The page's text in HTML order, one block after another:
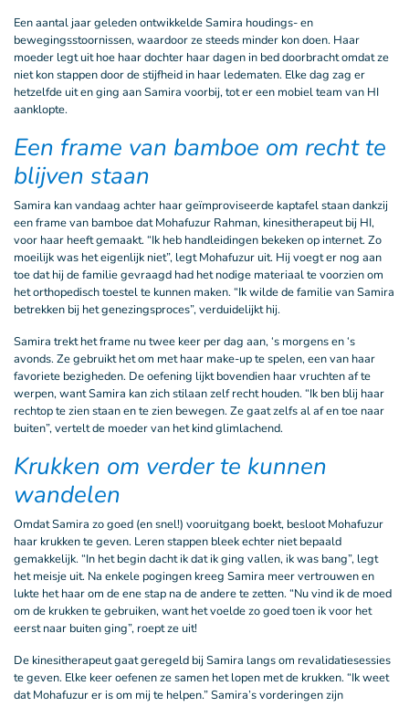
Een aantal jaar geleden ontwikkelde Samira houdings- en
bewegingsstoornissen, waardoor ze steeds minder kon doen. Haar
moeder legt uit hoe haar dochter haar dagen in bed doorbracht omdat ze
niet kon stappen door de stijfheid in haar ledematen. Elke dag zag er
hetzelfde uit en ging aan Samira voorbij, tot er een mobiel team van HI
aanklopte.
Een frame van bamboe om recht te
blijven staan
Samira kan vandaag achter haar geïmproviseerde kaptafel staan dankzij
een frame van bamboe dat Mohafuzur Rahman, kinesitherapeut bij HI,
voor haar heeft gemaakt. “Ik heb handleidingen bekeken op internet. Zo
moeilijk was het eigenlijk niet”, legt Mohafuzur uit. Hij voegt er nog aan
toe dat hij de familie gevraagd had het nodige materiaal te voorzien om
het orthopedisch toestel te kunnen maken. “Ik wilde de familie van Samira
betrekken bij het genezingsproces”, verduidelijkt hij.
Samira trekt het frame nu twee keer per dag aan, ‘s morgens en ‘s
avonds. Ze gebruikt het om met haar make-up te spelen, een van haar
favoriete bezigheden. De oefening lijkt bovendien haar vruchten af te
werpen, want Samira kan zich stilaan zelf recht houden. “Ik ben blij haar
rechtop te zien staan en te zien bewegen. Ze gaat zelfs al af en toe naar
buiten”, vertelt de moeder van het kind glimlachend.
Krukken om verder te kunnen
wandelen
Omdat Samira zo goed (en snel!) vooruitgang boekt, besloot Mohafuzur
haar krukken te geven. Leren stappen bleek echter niet bepaald
gemakkelijk. “In het begin dacht ik dat ik ging vallen, ik was bang”, legt
het meisje uit. Na enkele pogingen kreeg Samira meer vertrouwen en
lukte het haar om de ene stap na de andere te zetten. “Nu vind ik de moed
om de krukken te gebruiken, want het voelde zo goed toen ik voor het
eerst naar buiten ging”, roept ze uit!
De kinesitherapeut gaat geregeld bij Samira langs om revalidatiesessies
te geven. Elke keer oefenen ze samen het lopen met de krukken. “Ik weet
dat Mohafuzur er is om mij te helpen.” Samira’s vorderingen zijn